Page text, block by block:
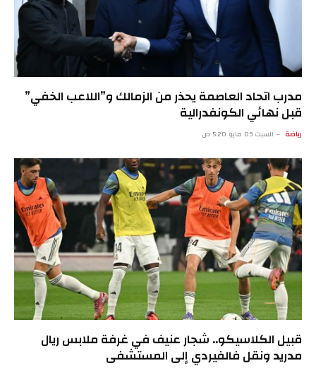
مدرب اتحاد العاصمة يحذر من الزمالك و”اللاعب الخفي”
قبل نهائي الكونفدرالية
رياضة السبت 09 مايو 5:20 ص
قبيل الكلاسيكو.. شجار عنيف في غرفة ملابس ريال
مدريد ونقل فالفيردي إلى المستشفى